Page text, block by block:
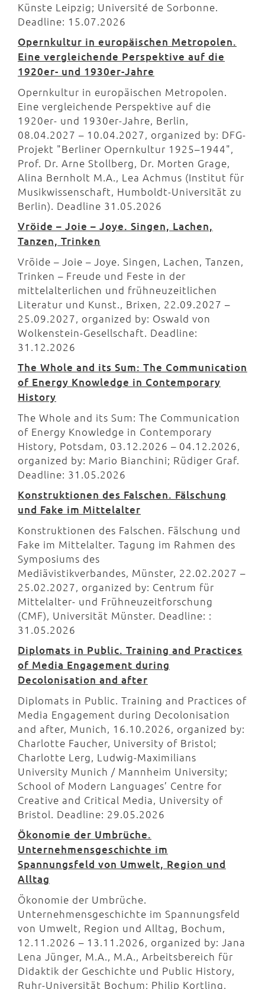
Künste Leipzig; Université de Sorbonne.
Deadline: 15.07.2026
Opernkultur in europäischen Metropolen.
Eine vergleichende Perspektive auf die
1920er- und 1930er-Jahre
Opernkultur in europäischen Metropolen.
Eine vergleichende Perspektive auf die
1920er- und 1930er-Jahre, Berlin,
08.04.2027 – 10.04.2027, organized by: DFG-
Projekt "Berliner Opernkultur 1925–1944",
Prof. Dr. Arne Stollberg, Dr. Morten Grage,
Alina Bernholt M.A., Lea Achmus (Institut für
Musikwissenschaft, Humboldt-Universität zu
Berlin). Deadline 31.05.2026
Vröide – Joie – Joye. Singen, Lachen,
Tanzen, Trinken
Vröide – Joie – Joye. Singen, Lachen, Tanzen,
Trinken – Freude und Feste in der
mittelalterlichen und frühneuzeitlichen
Literatur und Kunst., Brixen, 22.09.2027 –
25.09.2027, organized by: Oswald von
Wolkenstein-Gesellschaft. Deadline:
31.12.2026
The Whole and its Sum: The Communication
of Energy Knowledge in Contemporary
History
The Whole and its Sum: The Communication
of Energy Knowledge in Contemporary
History, Potsdam, 03.12.2026 – 04.12.2026,
organized by: Mario Bianchini; Rüdiger Graf.
Deadline: 31.05.2026
Konstruktionen des Falschen. Fälschung
und Fake im Mittelalter
Konstruktionen des Falschen. Fälschung und
Fake im Mittelalter. Tagung im Rahmen des
Symposiums des
Mediävistikverbandes, Münster, 22.02.2027 –
25.02.2027, organized by: Centrum für
Mittelalter- und Frühneuzeitforschung
(CMF), Universität Münster. Deadline: :
31.05.2026
Diplomats in Public. Training and Practices
of Media Engagement during
Decolonisation and after
Diplomats in Public. Training and Practices of
Media Engagement during Decolonisation
and after, Munich, 16.10.2026, organized by:
Charlotte Faucher, University of Bristol;
Charlotte Lerg, Ludwig-Maximilians
University Munich / Mannheim University;
School of Modern Languages’ Centre for
Creative and Critical Media, University of
Bristol. Deadline: 29.05.2026
Ökonomie der Umbrüche.
Unternehmensgeschichte im
Spannungsfeld von Umwelt, Region und
Alltag
Ökonomie der Umbrüche.
Unternehmensgeschichte im Spannungsfeld
von Umwelt, Region und Alltag, Bochum,
12.11.2026 – 13.11.2026, organized by: Jana
Lena Jünger, M.A., M.A., Arbeitsbereich für
Didaktik der Geschichte und Public History,
Ruhr-Universität Bochum; Philip Kortling,